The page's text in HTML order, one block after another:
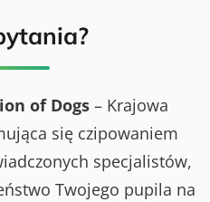
of Dogs– Krajowa
się czipowaniem
specjalistów,
Twojego pupila na